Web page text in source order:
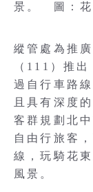
景。 圖：花
縱管處為推
（111）推
過自行車路
且具有深度
客群規劃北
自由行旅客
線，玩騎花
風景。